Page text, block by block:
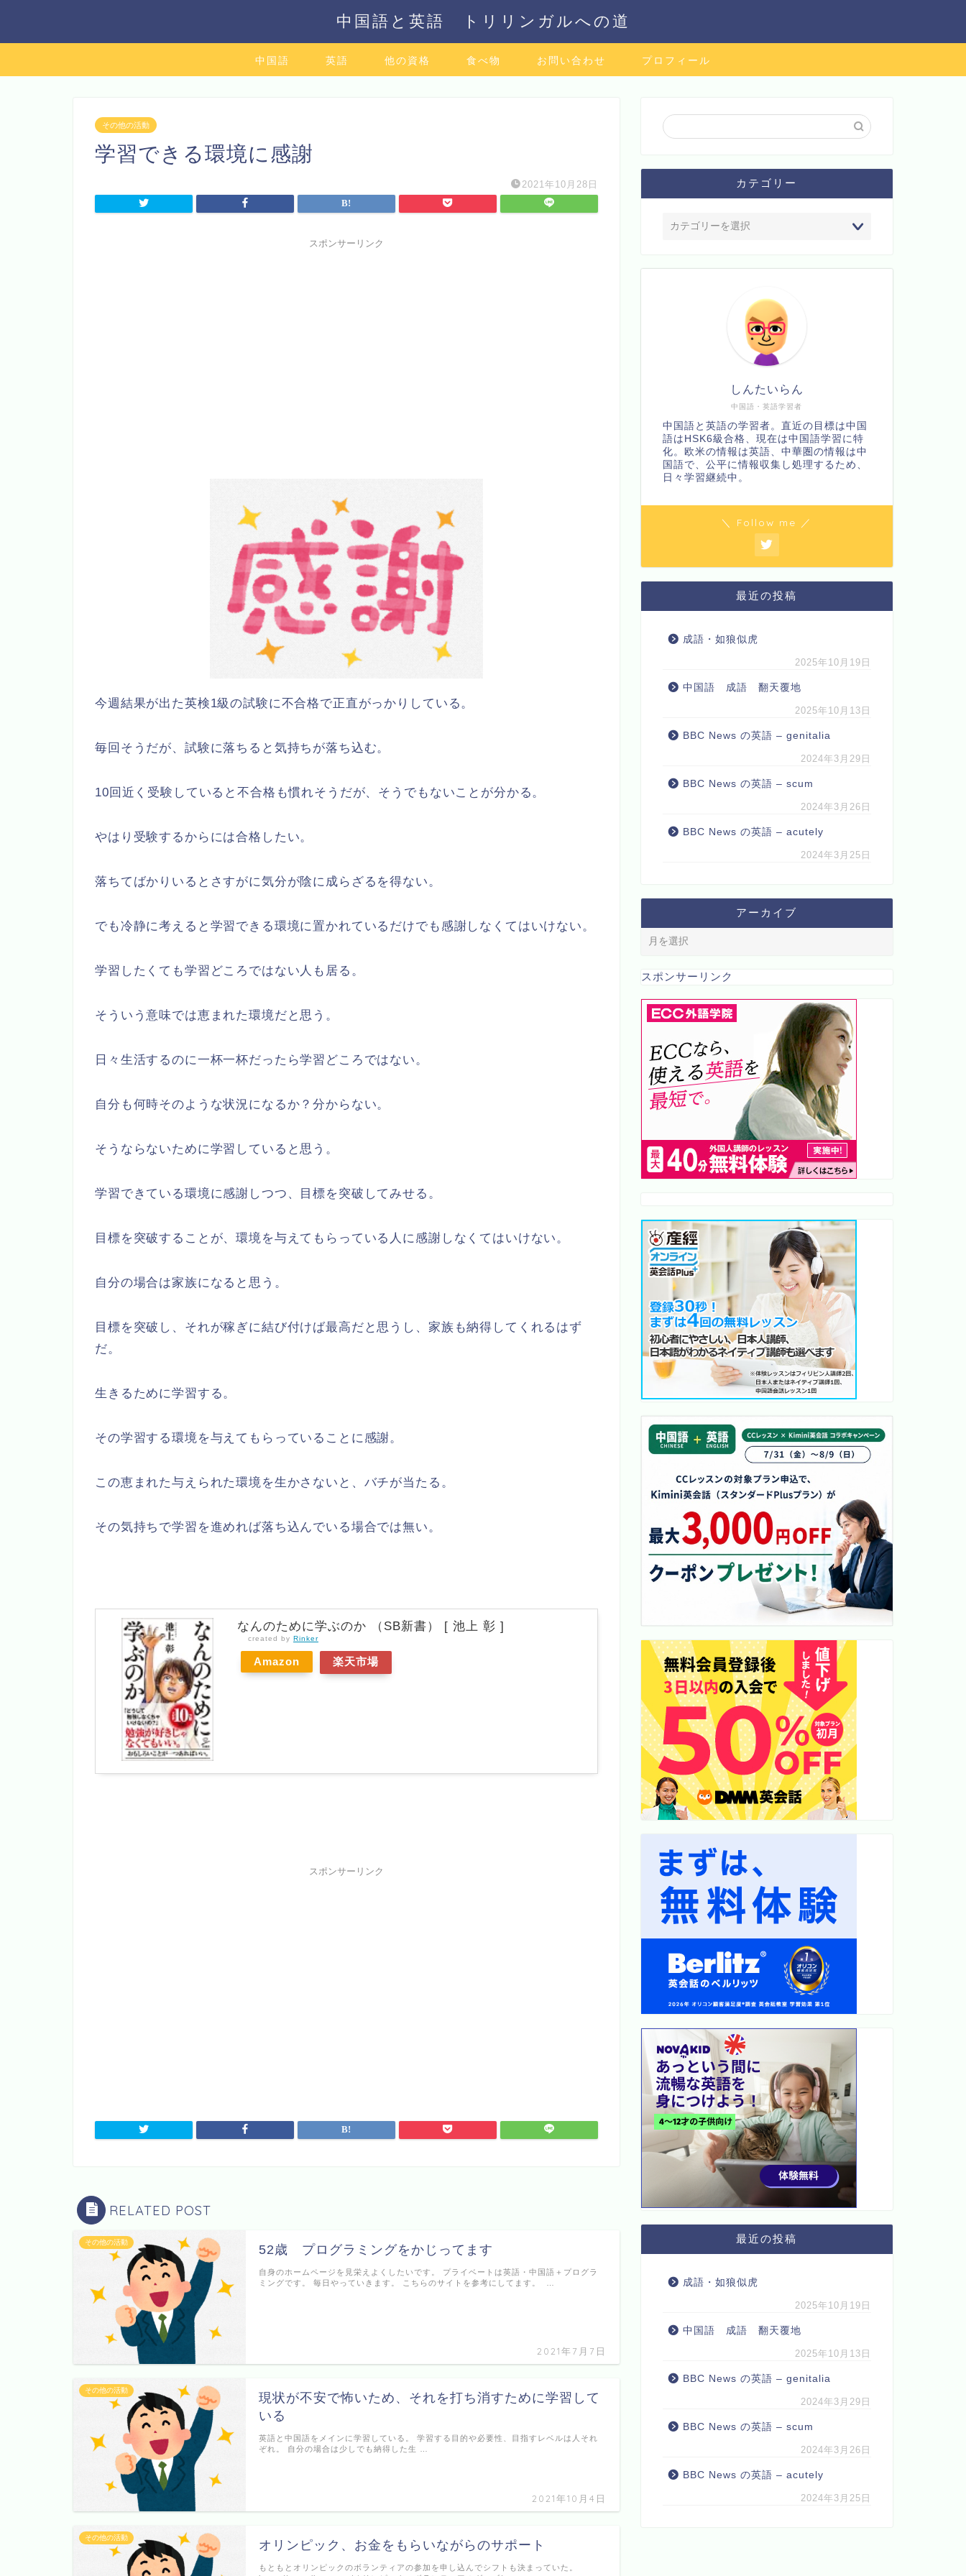
中国語と英語 トリリンガルへの道
中国語 英語 他の資格 食べ物 お問い合わせ プロフィール
その他の活動
学習できる環境に感謝
2021年10月28日
スポンサーリンク
今週結果が出た英検1級の試験に不合格で正直がっかりしている。
毎回そうだが、試験に落ちると気持ちが落ち込む。
10回近く受験していると不合格も慣れそうだが、そうでもないことが分かる。
やはり受験するからには合格したい。
落ちてばかりいるとさすがに気分が陰に成らざるを得ない。
でも冷静に考えると学習できる環境に置かれているだけでも感謝しなくてはいけない。
学習したくても学習どころではない人も居る。
そういう意味では恵まれた環境だと思う。
日々生活するのに一杯一杯だったら学習どころではない。
自分も何時そのような状況になるか？分からない。
そうならないために学習していると思う。
学習できている環境に感謝しつつ、目標を突破してみせる。
目標を突破することが、環境を与えてもらっている人に感謝しなくてはいけない。
自分の場合は家族になると思う。
目標を突破し、それが稼ぎに結び付けば最高だと思うし、家族も納得してくれるはず
だ。
生きるために学習する。
その学習する環境を与えてもらっていることに感謝。
この恵まれた与えられた環境を生かさないと、バチが当たる。
その気持ちで学習を進めれば落ち込んでいる場合では無い。
なんのために学ぶのか （SB新書） [ 池上 彰 ]
created by Rinker
Amazon 楽天市場
スポンサーリンク
RELATED POST
その他の活動
52歳 プログラミングをかじってます
2021年7月7日
自身のホームページを見栄えよくしたいです。 プライベートは英語・中国語＋プログラ
ミングです。 毎日やっていきます。 こちらのサイトを参考にしてます。 …
その他の活動
現状が不安で怖いため、それを打ち消すために学習して
いる
2021年10月4日
英語と中国語をメインに学習している。 学習する目的や必要性、目指すレベルは人それ
ぞれ。 自分の場合は少しでも納得した生 …
その他の活動
オリンピック、お金をもらいながらのサポート
もともとオリンピックのボランティアの参加を申し込んでシフトも決まっていた。
カテゴリー
中国語・英語学習者
しんたいらん
中国語と英語の学習者。直近の目標は中国
語はHSK6級合格、現在は中国語学習に特
化。欧米の情報は英語、中華圏の情報は中
国語で、公平に情報収集し処理するため、
日々学習継続中。
＼ Follow me ／
最近の投稿
成語・如狼似虎
2025年10月19日
中国語 成語 翻天覆地
2025年10月13日
BBC News の英語 – genitalia
2024年3月29日
BBC News の英語 – scum
2024年3月26日
BBC News の英語 – acutely
2024年3月25日
アーカイブ
スポンサーリンク
最近の投稿
成語・如狼似虎
2025年10月19日
中国語 成語 翻天覆地
2025年10月13日
BBC News の英語 – genitalia
2024年3月29日
BBC News の英語 – scum
2024年3月26日
BBC News の英語 – acutely
2024年3月25日